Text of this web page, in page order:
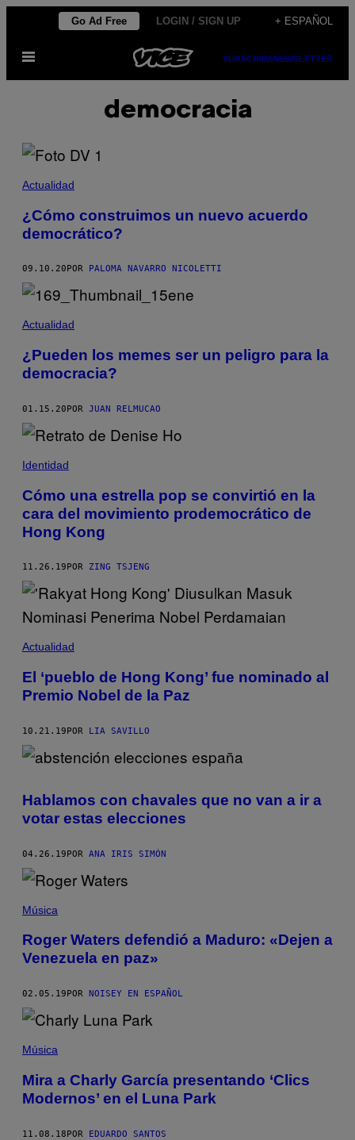
contenido
Go Ad Free LOGIN / SIGN UP + ESPAÑOL
Abrir
SUBSCRIBENEWSLETTER
democracia
Actualidad
¿Cómo construimos un nuevo acuerdo
democrático?
09.10.20 POR PALOMA NAVARRO NICOLETTI
Actualidad
¿Pueden los memes ser un peligro para la
democracia?
01.15.20POR JUAN RELMUCAO
Identidad
Cómo una estrella pop se convirtió en la
cara del movimiento prodemocrático de
Hong Kong
11.26.19 POR ZING TSJENG
Actualidad
El ‘pueblo de Hong Kong’ fue nominado al
Premio Nobel de la Paz
10.21.19POR LIA SAVILLO
Hablamos con chavales que no van a ir a
votar estas elecciones
04.26.19POR ANA IRIS SIMÓN
Música
Roger Waters defendió a Maduro: «Dejen a
Venezuela en paz»
02.05.19 POR NOISEY EN ESPAÑOL
Música
Mira a Charly García presentando ‘Clics
Modernos’ en el Luna Park
11.08.18POR EDUARDO SANTOS